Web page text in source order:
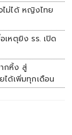
ไม่ได้ หญิงไทย
เหตุยิง รร. เปิด
กหิ้ง สู่
ได้เพิ่มทุกเดือน